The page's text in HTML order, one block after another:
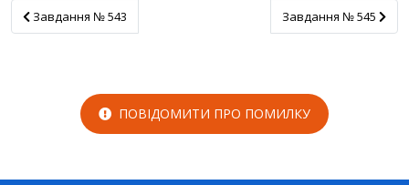
Завдання № 543
Завдання № 543 Завдання № 545
Завдання № 545
ПОВІДОМИТИ ПРО ПОМИЛКУ